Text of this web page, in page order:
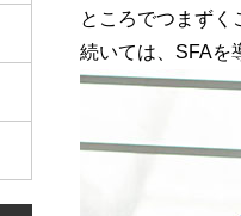
ところでつまずく
続いては、SFAを